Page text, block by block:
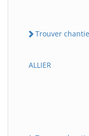
Trouver
ALLIER